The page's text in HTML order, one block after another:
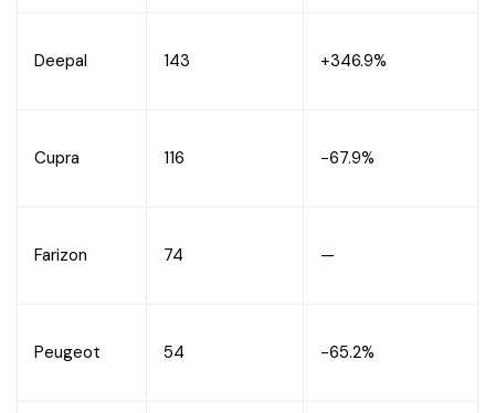
Deepal 143 +346.9%
Cupra 116 -67.9%
Farizon 74 —
Peugeot 54 -65.2%